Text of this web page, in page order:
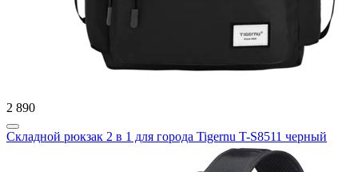
2 890
Складной рюкзак 2 в 1 для города Tigernu T-S8511 черный